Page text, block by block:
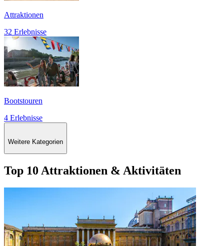
Attraktionen
32 Erlebnisse
Bootstouren
4 Erlebnisse
Weitere Kategorien
Top 10 Attraktionen & Aktivitäten